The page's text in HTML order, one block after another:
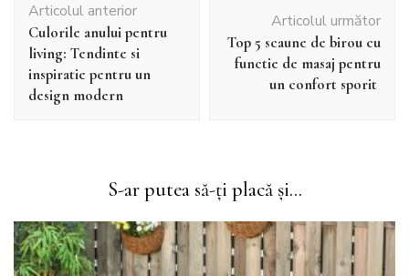
în
articole
Articolul anterior
Culorile anului pentru
living: Tendinte si
inspiratie pentru un
design modern
Articolul următor
Top 5 scaune de birou cu
functie de masaj pentru
un confort sporit
S-ar putea să-ți placă și...